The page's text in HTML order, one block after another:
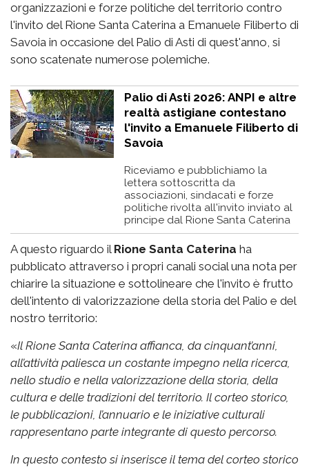
organizzazioni e forze politiche del territorio contro
l'invito del Rione Santa Caterina a Emanuele Filiberto di
Savoia in occasione del Palio di Asti di quest'anno, si
sono scatenate numerose polemiche.
Palio di Asti 2026: ANPI e altre
realtà astigiane contestano
l'invito a Emanuele Filiberto di
Savoia
Riceviamo e pubblichiamo la
lettera sottoscritta da
associazioni, sindacati e forze
politiche rivolta all'invito inviato al
principe dal Rione Santa Caterina
A questo riguardo il Rione Santa Caterina ha
pubblicato attraverso i propri canali social una nota per
chiarire la situazione e sottolineare che l'invito è frutto
dell'intento di valorizzazione della storia del Palio e del
nostro territorio:
«Il Rione Santa Caterina affianca, da cinquant’anni,
all’attività paliesca un costante impegno nella ricerca,
nello studio e nella valorizzazione della storia, della
cultura e delle tradizioni del territorio. Il corteo storico,
le pubblicazioni, l’annuario e le iniziative culturali
rappresentano parte integrante di questo percorso.
In questo contesto si inserisce il tema del corteo storico